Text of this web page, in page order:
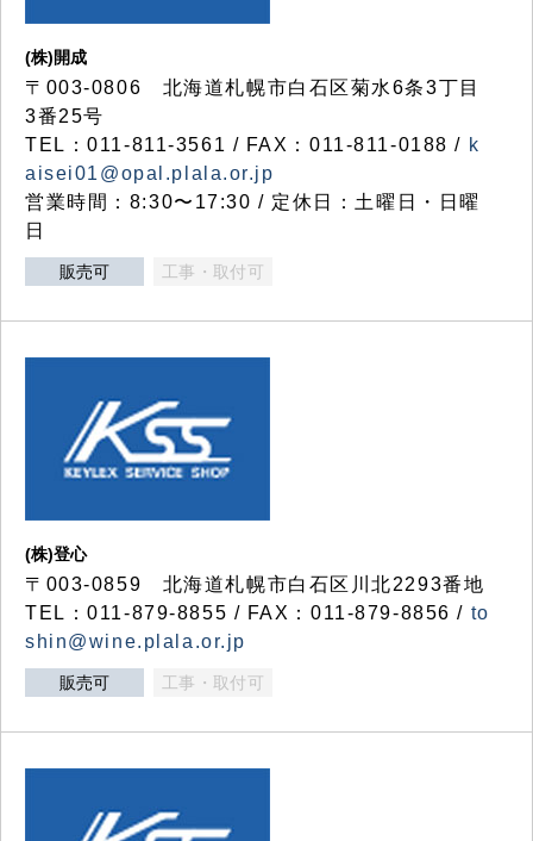
(株)開成
〒003-0806 北海道札幌市白石区菊水6条3丁目
3番25号
TEL：011-811-3561 / FAX：011-811-0188 / k
aisei01@opal.plala.or.jp
営業時間：8:30〜17:30 / 定休日：土曜日・日曜
日
販売可 工事・取付可
(株)登心
〒003-0859 北海道札幌市白石区川北2293番地
TEL：011-879-8855 / FAX：011-879-8856 / to
shin@wine.plala.or.jp
販売可 工事・取付可